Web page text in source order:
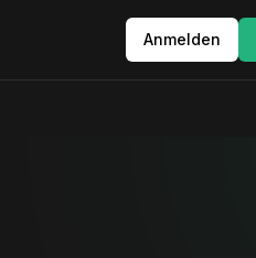
Anmelden